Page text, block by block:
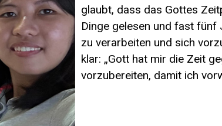
glaubt, dass das Gottes
Dinge gelesen und fast fünf
zu verarbeiten und sich
klar: „Gott hat mir die Zeit
vorzubereiten, damit ich